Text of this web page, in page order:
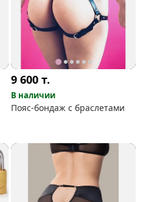
9 600т.
В наличии
Пояс-бондаж с браслетами